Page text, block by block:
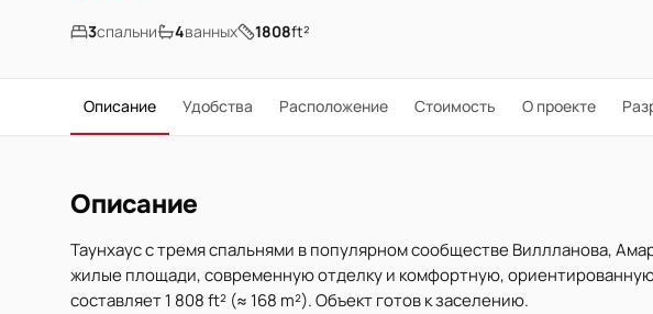
3спальни 4ванных 1808ft²
Описание Удобства Расположение Стоимость О проекте
Описание
Таунхаус с тремя спальнями в популярном сообществе Виллланова,
жилые площади, современную отделку и комфортную,
составляет 1 808 ft² (≈ 168 m²). Объект готов к заселению.